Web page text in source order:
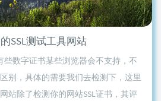
SSL测试工具网站
些数字证书某些浏览器会不支持，不
别，具体的需要我们去检测下，这里
站除了检测你的网站SSL证书，其评